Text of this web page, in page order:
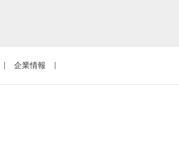
企業情報